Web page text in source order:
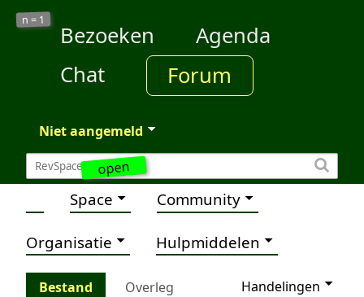
open
n = 1
Bezoeken
Agenda
Chat
Forum
Niet aangemeld
Space Community
Organisatie Hulpmiddelen
Bestand Overleg
Handelingen